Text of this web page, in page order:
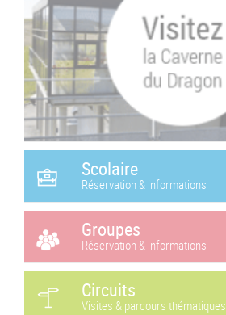
Scolaire
Réservation & informations
Groupes
Réservation & informations
Circuits
Visites & parcours thématiques